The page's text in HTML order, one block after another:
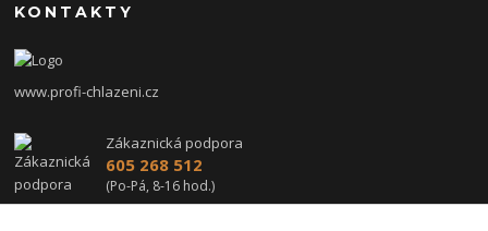
KONTAKTY
www.profi-chlazeni.cz
Zákaznická podpora
605 268 512
(Po-Pá, 8-16 hod.)